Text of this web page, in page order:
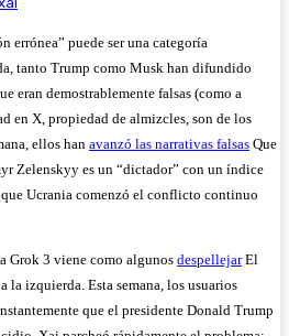
b
r
e
e
n
u
n
n
u
e
v
errónea” puede ser una categoría
tanto Trump como Musk han difundido
eran demostrablemente falsas (como a
en X, propiedad de almizcles, son de los
ellos han avanzó las narrativas falsas Que
Zelenskyy es un “dictador” con un índice
Ucrania comenzó el conflicto continuo
Grok 3 viene como algunos despellejarEl
la izquierda. Esta semana, los usuarios
que el presidente Donald Trump